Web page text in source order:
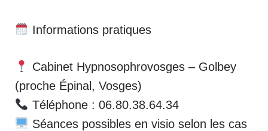
Informations pratiques
Cabinet Hypnosophrovosges – Golbey
(proche Épinal, Vosges)
Téléphone : 06.80.38.64.34
Séances possibles en visio selon les cas